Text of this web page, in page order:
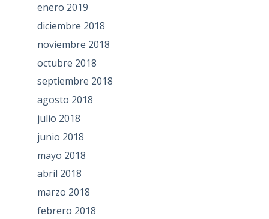
enero 2019
diciembre 2018
noviembre 2018
octubre 2018
septiembre 2018
agosto 2018
julio 2018
junio 2018
mayo 2018
abril 2018
marzo 2018
febrero 2018